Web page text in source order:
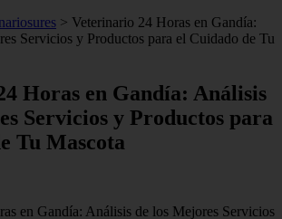
> Veterinario 24 Horas en Gandía:
Servicios y Productos para el Cuidado de Tu
Horas en Gandía: Análisis
Servicios y Productos para
Tu Mascota